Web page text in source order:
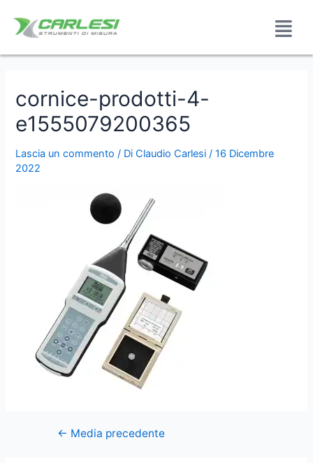
cornice-prodotti-4-
e1555079200365
Lascia un commento / DiClaudio Carlesi /16 Dicembre
2022
← Media precedente